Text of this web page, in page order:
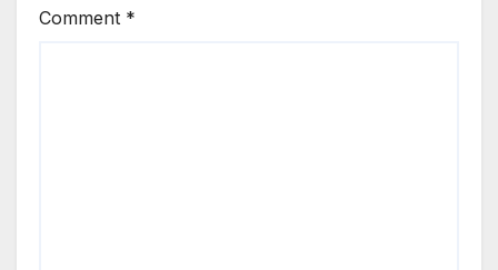
Comment *